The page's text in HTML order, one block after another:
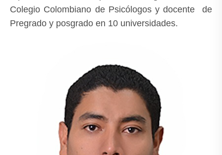
Colegio Colombiano de Psicólogos y docente de
Pregrado y posgrado en 10 universidades.